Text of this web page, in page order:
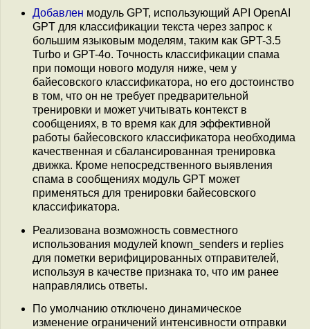
Добавлен модуль GPT, использующий API OpenAI
GPT для классификации текста через запрос к
большим языковым моделям, таким как GPT-3.5
Turbo и GPT-4o. Точность классификации спама
при помощи нового модуля ниже, чем у
байесовского классификатора, но его достоинство
в том, что он не требует предварительной
тренировки и может учитывать контекст в
сообщениях, в то время как для эффективной
работы байесовского классификатора необходима
качественная и сбалансированная тренировка
движка. Кроме непосредственного выявления
спама в сообщениях модуль GPT может
применяться для тренировки байесовского
классификатора.
Реализована возможность совместного
использования модулей known_senders и replies
для пометки верифицированных отправителей,
используя в качестве признака то, что им ранее
направлялись ответы.
По умолчанию отключено динамическое
изменение ограничений интенсивности отправки